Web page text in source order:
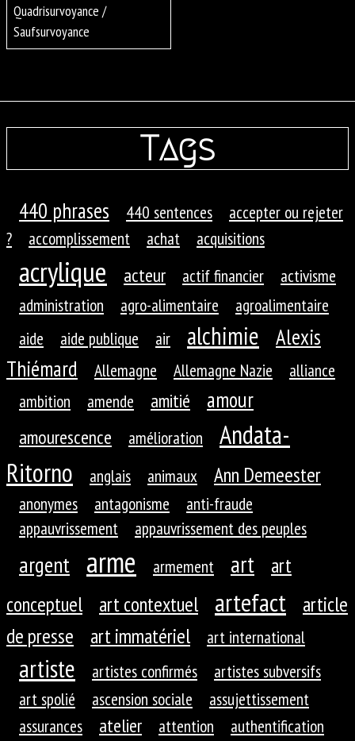
Quadrisurvoyance /
Saufsurvoyance
Tags
440 phrases 440 sentences
accepter ou rejeter
?
accomplissement achat acquisitions
acrylique acteur actif financier
activisme
administration
agro-alimentaire
agroalimentaire
aide
aide publique air alchimie
Alexis
Thiémard
Allemagne Allemagne Nazie
alliance
ambition
amende amitié amour
amourescence amélioration
Andata-
Ritorno
anglais animaux Ann Demeester
anonymes antagonisme
anti-fraude
appauvrissement
appauvrissement des peuples
argent arme armement art
art
conceptuel
art contextuel artefact
article
de presse
art immatériel art international
artiste artistes confirmés
artistes subversifs
art spolié
ascension sociale
assujettissement
assurances
atelier attention
authentification